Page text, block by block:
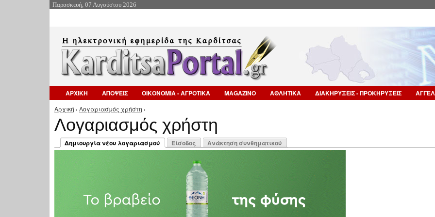
Παρασκευή, 07 Αυγούστου 2026
ΑΡΧΙΚΗ ΑΠΟΨΕΙΣ ΟΙΚΟΝΟΜΙΑ - ΑΓΡΟΤΙΚΑ MAGAZINO ΑΘΛΗΤΙΚΑ ΔΙΑΚΗΡΥΞΕΙΣ - ΠΡΟΚΗΡΥΞΕΙΣ
Είστε εδώ
Αρχική › Λογαριασμός χρήστη ›
Λογαριασμός χρήστη
Πρωτεύουσες καρτέλες
Δημιουργία νέου λογαριασμού
(ενεργή καρτέλα)
Είσοδος Ανάκτηση συνθηματικού